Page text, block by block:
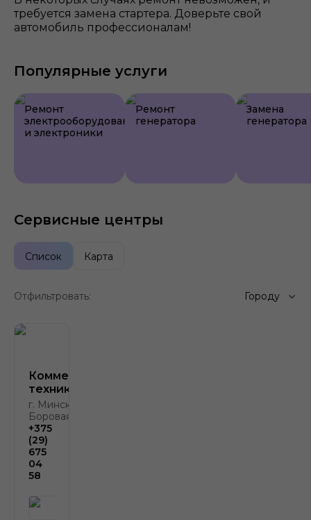
требуется замена стартера. Доверьте свой
автомобиль профессионалам!
Популярные услуги
Ремонт
электрооборудования
и электроники
Ремонт
генератора
Замена
генератора
Сервисные центры
Список Карта
Отфильтровать: Городу
Коммерческая
техника
г. Минск, д.
Боровая, д. 2
+375
(29)
675
04
58